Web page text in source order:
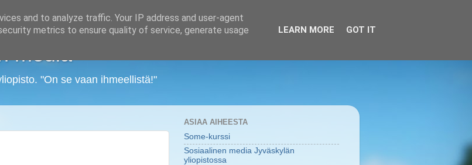
media
"On se vaan ihmeellistä!"
ASIAA AIHEESTA
Some-kurssi
Sosiaalinen media Jyväskylän
yliopistossa
and to analyze traffic. Your IP address and user-agent
metrics to ensure quality of service, generate usage
LEARN MORE GOT IT